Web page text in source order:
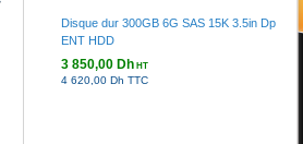
Disque dur 300GB 6G SAS 15K 3.5in Dp
ENT HDD
3 850,00 DhHT
4 620,00 Dh TTC